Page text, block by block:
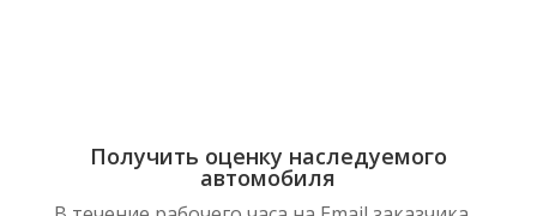
Получить оценку наследуемого
автомобиля